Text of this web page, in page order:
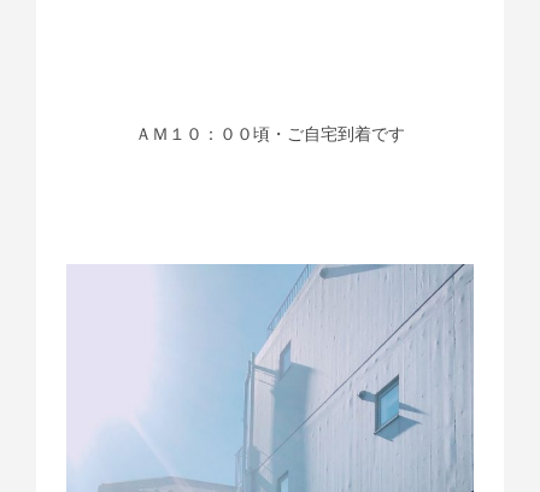
ＡＭ１０：００頃・ご自宅到着です